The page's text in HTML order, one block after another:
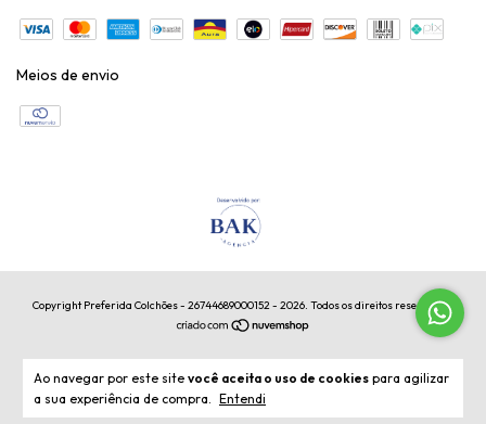
Ao navegar por este site você aceita o uso de cookies para agilizar
a sua experiência de compra. Entendi
Meios de envio
Copyright Preferida Colchões - 26744689000152 - 2026. Todos os direitos reservados.